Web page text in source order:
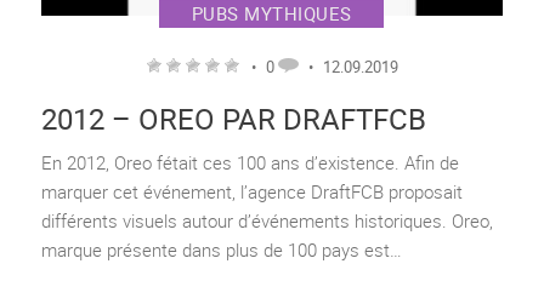
PUBS MYTHIQUES
• 0 • 12.09.2019
2012 – OREO PAR DRAFTFCB
En 2012, Oreo fétait ces 100 ans d’existence. Afin de
marquer cet événement, l’agence DraftFCB proposait
différents visuels autour d’événements historiques. Oreo,
marque présente dans plus de 100 pays est…